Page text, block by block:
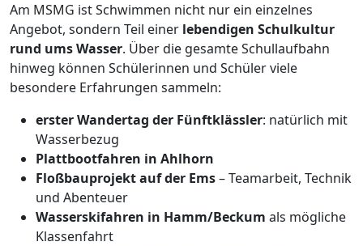
Am MSMG ist Schwimmen nicht nur ein einzelnes
Angebot, sondern Teil einer lebendigen Schulkultur
rund ums Wasser. Über die gesamte Schullaufbahn
hinweg können Schülerinnen und Schüler viele
besondere Erfahrungen sammeln:
erster Wandertag der Fünftklässler: natürlich mit
Wasserbezug
Plattbootfahren in Ahlhorn
Floßbauprojekt auf der Ems– Teamarbeit, Technik
und Abenteuer
Wasserskifahren in Hamm/Beckum als mögliche
Klassenfahrt